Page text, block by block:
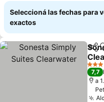
Seleccioná las fechas para
exactos
3
7,7
a